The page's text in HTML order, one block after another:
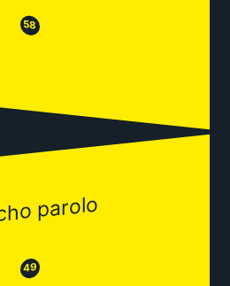
😒 58 😂
parolo
😒49 😂